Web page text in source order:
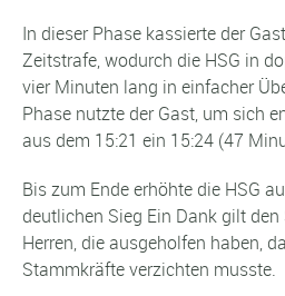
In dieser Phase kassierte der
Zeitstrafe, wodurch die HSG in
vier Minuten lang in einfacher
Phase nutzte der Gast, um sich
aus dem 15:21 ein 15:24 (47
Bis zum Ende erhöhte die HSG
deutlichen Sieg Ein Dank gilt den
Herren, die ausgeholfen haben,
Stammkräfte verzichten musste.